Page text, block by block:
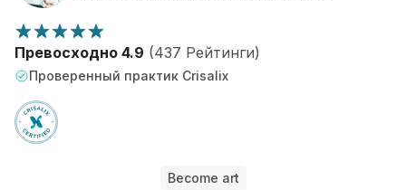
Превосходно 4.9 (437 Рейтинги)
Проверенный практик Crisalix
Become art